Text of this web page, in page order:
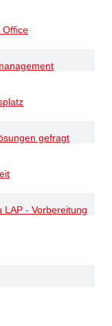
Office
gefragt
- Vorbereitung